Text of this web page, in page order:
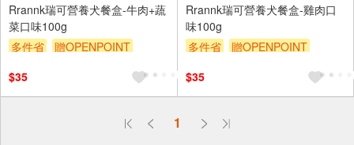
Rrannk瑞可營養犬餐盒-牛肉+蔬
菜口味100g
多件省
贈OPENPOINT
$35
Rrannk瑞可營養犬餐盒-雞肉口
味100g
多件省
贈OPENPOINT
$35
1
偏遠地區配送